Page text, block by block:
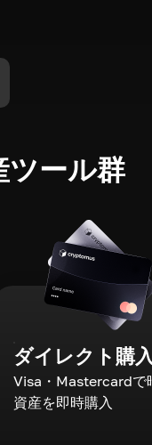
ツール群
ダイレクト購
Visa・Mastercardで
資産を即時購入